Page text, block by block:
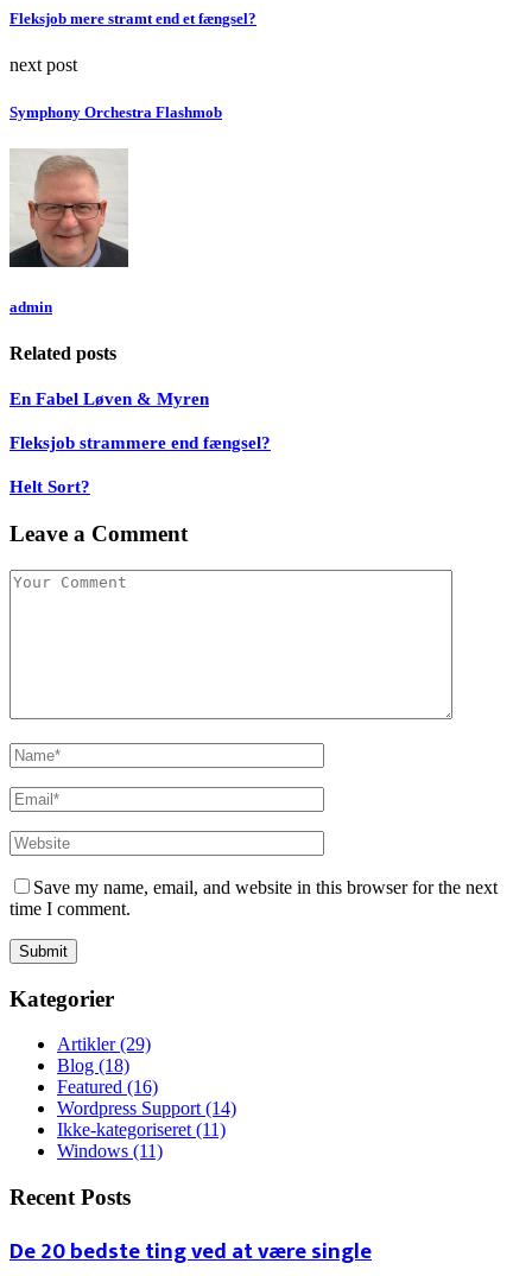
Fleksjob mere stramt end et fængsel?
next post
Symphony Orchestra Flashmob
admin
Related posts
En Fabel Løven & Myren
Fleksjob strammere end fængsel?
Helt Sort?
Leave a Comment
Save my name, email, and website in this browser for the next
time I comment.
Kategorier
Artikler(29)
Blog (18)
Featured (16)
Wordpress Support (14)
Ikke-kategoriseret (11)
Windows (11)
Recent Posts
De 20 bedste ting ved at være single